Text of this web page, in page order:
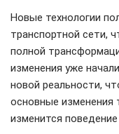
Новые технологии
транспортной сети,
полной
изменения уже
новой реальности,
основные изменения
изменится